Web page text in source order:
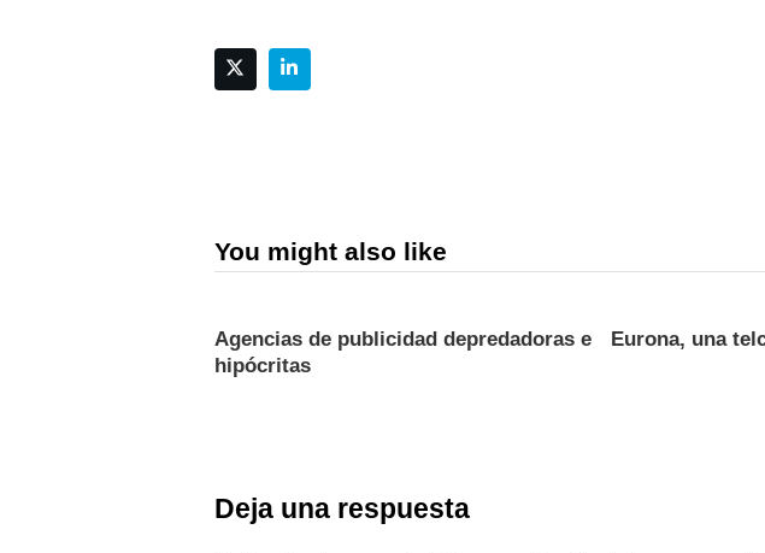
You might also like
Agencias de publicidad depredadoras e
hipócritas
Eurona, una
Deja una respuesta